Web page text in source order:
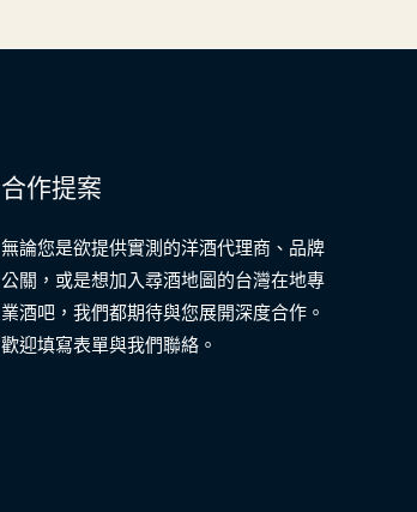
合作提案
無論您是欲提供實測的洋酒代理商、品牌
公關，或是想加入尋酒地圖的台灣在地專
業酒吧，我們都期待與您展開深度合作。
歡迎填寫表單與我們聯絡。